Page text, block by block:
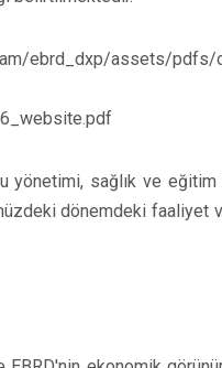
ebrd_dxp/assets/pdfs/
yönetimi, sağlık ve
dönemdeki faaliyet